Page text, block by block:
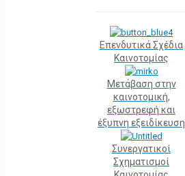
Επενδυτικά Σχέδια
Καινοτομίας
Μετάβαση στην
καινοτομική,
εξωστρεφή και
έξυπνη εξειδίκευση
Συνεργατικοί
Σχηματισμοί